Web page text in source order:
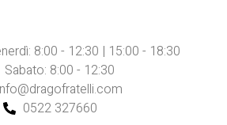
8:00 - 12:30 | 15:00 - 18:30
Sabato: 8:00 - 12:30
0522 327660